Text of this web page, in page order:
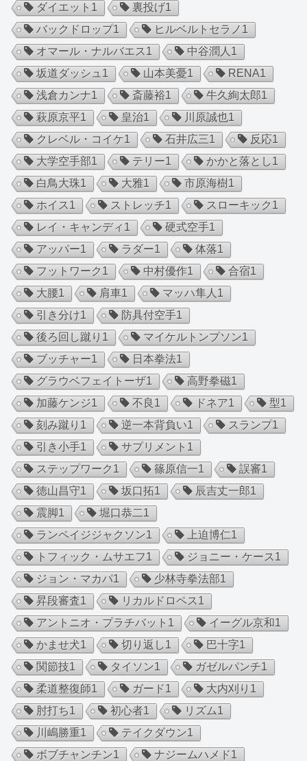
ダイエット 1 裏投げ1
バックドロップ1 ヒルベルトセラノ 1
オマール・ナルバエス1 中谷潤人 1
坂道ダッシュ 1 山本美憂1 RENA1
浅倉カンナ1 斎藤裕1 牛久絢太郎1
萩原京平1 皇治1 川原誠也1
クレベル・コイケ1 石井広三1 反応1
大学空手部1 テリー1 かかと落とし1
白鳥大珠1 大雅1 市原海樹1
ホイス1 ストレッチ1 スローキック1
レイ・キャンディ 1 硬式空手1
アッパー1 ラダー1 体落1
フットワーク1 中村優作1 合宿1
大腰1 肩車1 マッハ隼人 1
引き分け1 防具付空手1
後ろ回し蹴り 1 マイケルトンプソン1
ブッチャー1 日本拳法1
グラウベフェイトーザ1 高野拳磁1
加藤ケンジ1 不良 1 ドネア1 型1
刻み蹴り 1 逆一本背負い1 スランプ1
引き小手1 サプリメント 1
ステップワーク1 篠原信一1 誤審1
徳山昌守1 坂口拓1 辰吉丈一郎1
震脚1 堀口恭二1
ランペイジジャクソン1 上迫博仁1
トフィック・ムサエフ1 ジョニー・ケース1
ジョン・マカパ1 少林寺拳法部1
昇段審査1 リカルドロペス1
アントニオ・プラチバット 1 イーグル京和1
かませ犬1 切り返し1 巴十字1
関節技1 タイソン1 ガゼルパンチ1
柔道整復師1 ガード1 大内刈り 1
肘打ち1 初心者1 リズム1
川嶋勝重1 テイクダウン1
ボブチャンチン1 ナジームハメド1